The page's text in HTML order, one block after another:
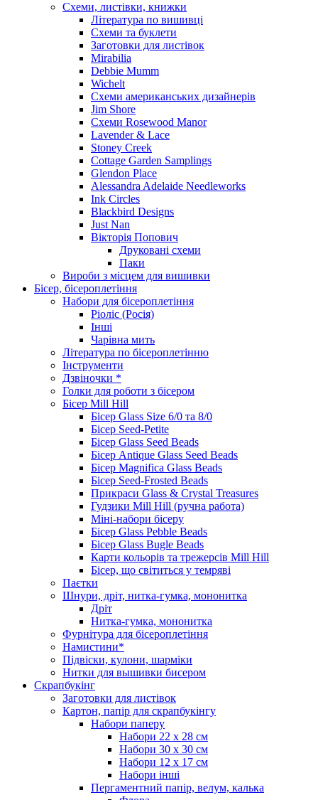
Схеми, листівки, книжки
Література по вишивці
Схеми та буклети
Заготовки для листівок
Mirabilia
Debbie Mumm
Wichelt
Схеми американських дизайнерів
Jim Shore
Cхеми Rosewood Manor
Lavender & Lace
Stoney Creek
Cottage Garden Samplings
Glendon Place
Alessandra Adelaide Needleworks
Ink Circles
Blackbird Designs
Just Nan
Вікторія Попович
Друковані схеми
Паки
Вироби з місцем для вишивки
Бісер, бісероплетіння
Набори для бісероплетіння
Ріоліс (Росія)
Інші
Чарівна мить
Література по бісероплетінню
Інструменти
Дзвіночки *
Голки для роботи з бісером
Бісер Mill Hill
Бісер Glass Size 6/0 та 8/0
Бісер Seed-Petite
Бісер Glass Seed Beads
Бісер Antique Glass Seed Beads
Бісер Magnifica Glass Beads
Бісер Seed-Frosted Beads
Прикраси Glass & Crystal Treasures
Гудзики Mill Hill (ручна работа)
Міні-набори бісеру
Бісер Glass Pebble Beads
Бісер Glass Bugle Beads
Карти кольорів та трежерсів Mill Hill
Бісер, що світиться у темряві
Паєтки
Шнури, дріт, нитка-гумка, мононитка
Дріт
Нитка-гумка, мононитка
Фурнітура для бісероплетіння
Намистини*
Підвіски, кулони, шарміки
Нитки для вышивки бисером
Скрапбукінг
Заготовки для листівок
Картон, папір для скрапбукінгу
Набори паперу
Набори 22 х 28 см
Набори 30 х 30 см
Набори 12 х 17 см
Набори інші
Пергаментний папір, велум, калька